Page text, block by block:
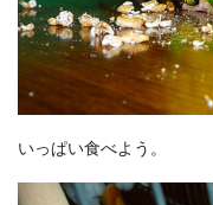
いっぱい食べよう。